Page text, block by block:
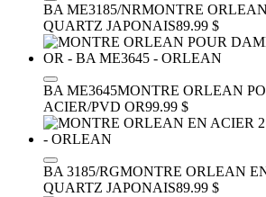
BA ME3185/NRMONTRE
QUARTZ JAPONAIS89.99 $
BA ME3645MONTRE ORLEAN
ACIER/PVD OR99.99 $
BA 3185/RGMONTRE ORLEAN
QUARTZ JAPONAIS89.99 $